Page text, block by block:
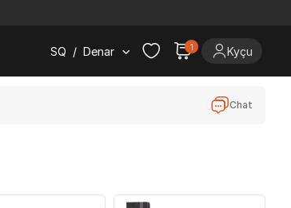
SQ / Denar 1 Kyçu
Chat